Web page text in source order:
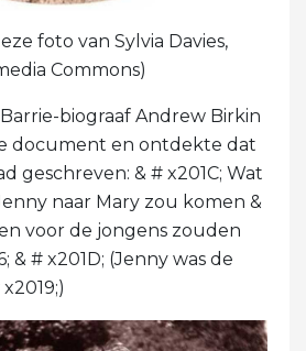
foto van Sylvia Davies,
Commons)
biograaf Andrew Birkin
document en ontdekte dat
geschreven: & # x201C; Wat
naar Mary zou komen &
voor de jongens zouden
& # x201D; (Jenny was de